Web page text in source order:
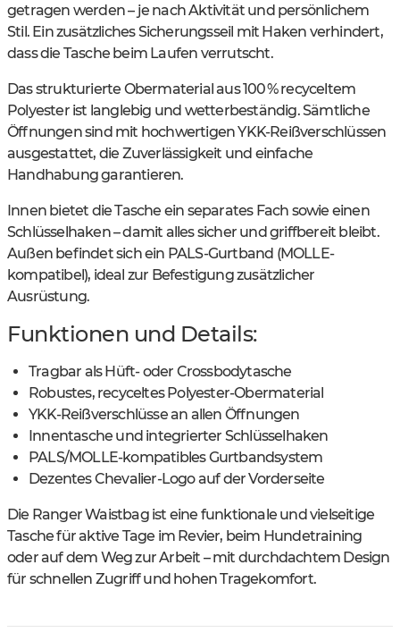
getragen werden – je nach Aktivität und persönlichem
Stil. Ein zusätzliches Sicherungsseil mit Haken verhindert,
dass die Tasche beim Laufen verrutscht.
Das strukturierte Obermaterial aus 100 % recyceltem
Polyester ist langlebig und wetterbeständig. Sämtliche
Öffnungen sind mit hochwertigen YKK-Reißverschlüssen
ausgestattet, die Zuverlässigkeit und einfache
Handhabung garantieren.
Innen bietet die Tasche ein separates Fach sowie einen
Schlüsselhaken – damit alles sicher und griffbereit bleibt.
Außen befindet sich ein PALS-Gurtband (MOLLE-
kompatibel), ideal zur Befestigung zusätzlicher
Ausrüstung.
Funktionen und Details:
Tragbar als Hüft- oder Crossbodytasche
Robustes, recyceltes Polyester-Obermaterial
YKK-Reißverschlüsse an allen Öffnungen
Innentasche und integrierter Schlüsselhaken
PALS/MOLLE-kompatibles Gurtbandsystem
Dezentes Chevalier-Logo auf der Vorderseite
Die Ranger Waistbag ist eine funktionale und vielseitige
Tasche für aktive Tage im Revier, beim Hundetraining
oder auf dem Weg zur Arbeit – mit durchdachtem Design
für schnellen Zugriff und hohen Tragekomfort.